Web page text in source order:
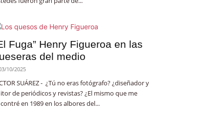
Fuga” Henry Figueroa en las
del medio
10/2025
SUÁREZ - ¿Tú no eras fotógrafo? ¿diseñador y
de periódicos y revistas? ¿El mismo que me
en 1989 en los albores del...